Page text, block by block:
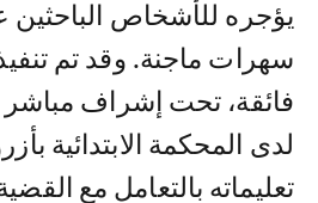
يؤجره للأشخاص الباحثين
سهرات ماجنة. وقد تم تنفيذ
فائقة، تحت إشراف
لدى المحكمة الابتدائية
تعليماته بالتعامل مع